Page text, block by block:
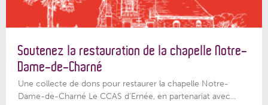
Soutenez la restauration de la chapelle Notre-
Dame-de-Charné
Une collecte de dons pour restaurer la chapelle Notre-
Dame-de-Charné Le CCAS d’Ernée, en partenariat avec...